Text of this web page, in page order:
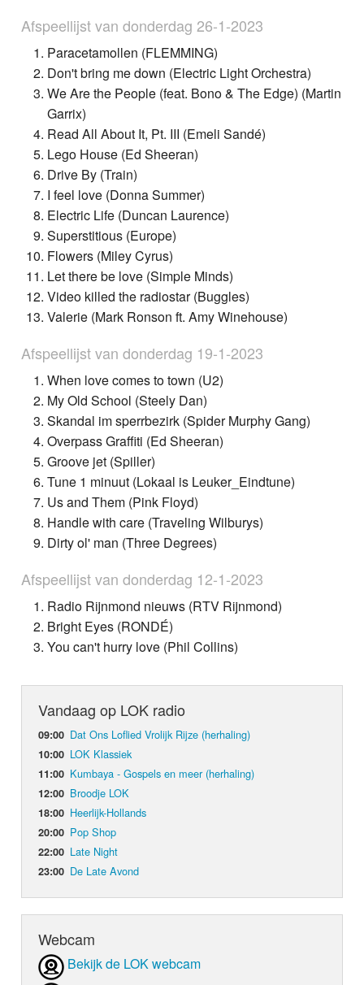
Afspeellijst van donderdag 26-1-2023
Paracetamollen (FLEMMING)
Don't bring me down (Electric Light Orchestra)
We Are the People (feat. Bono & The Edge) (Martin
Garrix)
Read All About It, Pt. III (Emeli Sandé)
Lego House (Ed Sheeran)
Drive By (Train)
I feel love (Donna Summer)
Electric Life (Duncan Laurence)
Superstitious (Europe)
Flowers (Miley Cyrus)
Let there be love (Simple Minds)
Video killed the radiostar (Buggles)
Valerie (Mark Ronson ft. Amy Winehouse)
Afspeellijst van donderdag 19-1-2023
When love comes to town (U2)
My Old School (Steely Dan)
Skandal im sperrbezirk (Spider Murphy Gang)
Overpass Graffiti (Ed Sheeran)
Groove jet (Spiller)
Tune 1 minuut (Lokaal is Leuker_Eindtune)
Us and Them (Pink Floyd)
Handle with care (Traveling Wilburys)
Dirty ol' man (Three Degrees)
Afspeellijst van donderdag 12-1-2023
Radio Rijnmond nieuws (RTV Rijnmond)
Bright Eyes (RONDÉ)
You can't hurry love (Phil Collins)
Vandaag op LOK radio
09:00 Dat Ons Loflied Vrolijk Rijze (herhaling)
10:00 LOK Klassiek
11:00 Kumbaya - Gospels en meer (herhaling)
12:00 Broodje LOK
18:00 Heerlijk-Hollands
20:00 Pop Shop
22:00 Late Night
23:00 De Late Avond
Webcam
Bekijk de LOK webcam